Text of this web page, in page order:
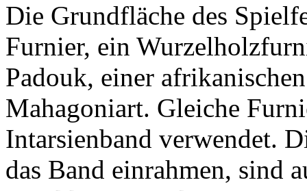
Die Grundfläche des
Furnier, ein
Padouk, einer
Mahagoniart. Gleiche
Intarsienband verwendet.
das Band einrahmen, sind